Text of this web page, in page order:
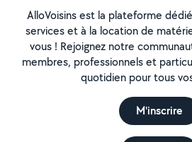
AlloVoisins est la plateforme
services et à la location de
vous ! Rejoignez notre
membres, professionnels et
quotidien pour tous
M'inscrire